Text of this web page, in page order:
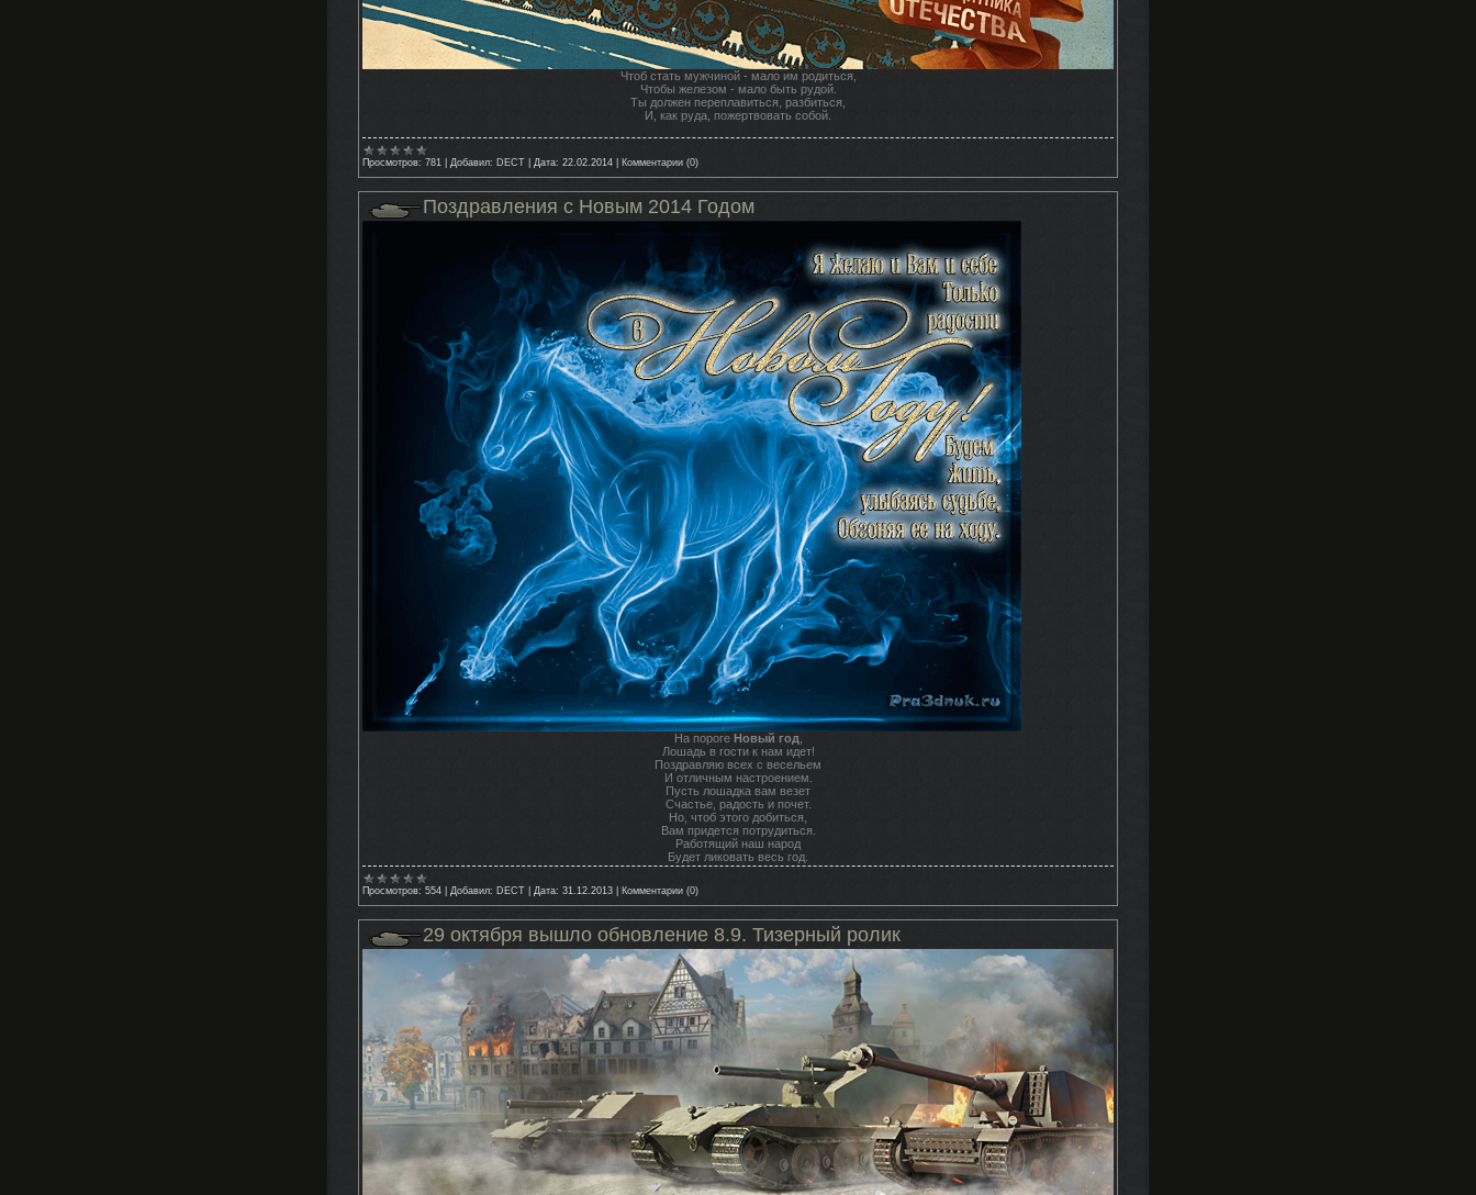
Чтоб стать мужчиной - мало им родиться,
Чтобы железом - мало быть рудой.
Ты должен переплавиться, разбиться,
И, как руда, пожертвовать собой.
Просмотров: 781 Добавил: DECT Дата: 22.02.2014 Комментарии (0)
Поздравления с Новым 2014 Годом
На порогеНовый год
Лошадь в гости к нам идет!
Поздравляю всех с весельем
И отличным настроением.
Пусть лошадка вам везет
Счастье, радость и почет.
Но, чтоб этого добиться,
Вам придется потрудиться.
Работящий наш народ
Будет ликовать весь год.
Просмотров: 554 Добавил: DECT Дата: 31.12.2013 Комментарии (0)
29 октября вышло обновление 8.9. Тизерный ролик